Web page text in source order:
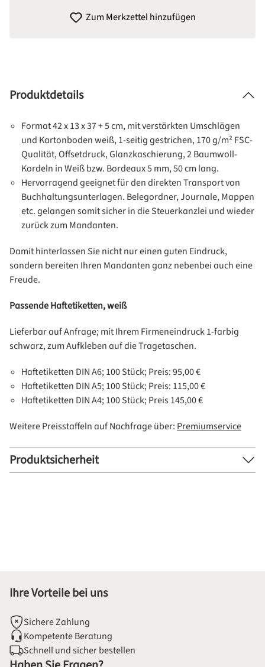
Zum Merkzettel hinzufügen
Produktdetails
Format 42 x 13 x 37 + 5 cm, mit verstärkten Umschlägen
und Kartonboden weiß, 1-seitig gestrichen, 170 g/m² FSC-
Qualität, Offsetdruck, Glanzkaschierung, 2 Baumwoll-
Kordeln in Weiß bzw. Bordeaux 5 mm, 50 cm lang.
Hervorragend geeignet für den direkten Transport von
Buchhaltungsunterlagen. Belegordner, Journale, Mappen
etc. gelangen somit sicher in die Steuerkanzlei und wieder
zurück zum Mandanten.
Damit hinterlassen Sie nicht nur einen guten Eindruck,
sondern bereiten Ihren Mandanten ganz nebenbei auch eine
Freude.
Passende Haftetiketten, weiß
Lieferbar auf Anfrage; mit Ihrem Firmeneindruck 1-farbig
schwarz, zum Aufkleben auf die Tragetaschen.
Haftetiketten DIN A6; 100 Stück; Preis: 95,00 €
Haftetiketten DIN A5; 100 Stück; Preis: 115,00 €
Haftetiketten DIN A4; 100 Stück; Preis 145,00 €
Weitere Preisstaffeln auf Nachfrage über: Premiumservice
Produktsicherheit
Ihre Vorteile bei uns
Sichere Zahlung
Kompetente Beratung
Schnell und sicher bestellen